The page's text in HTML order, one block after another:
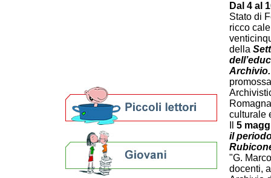
Dal 4 al
Stato di
ricco
della
culturale
5
il
"G.
docenti,